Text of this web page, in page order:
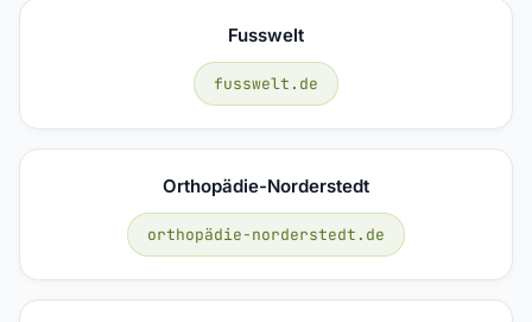
Fusswelt
fusswelt.de
Orthopädie-Norderstedt
orthopädie-norderstedt.de